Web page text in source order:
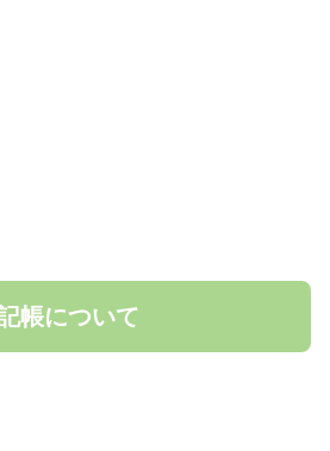
帳について